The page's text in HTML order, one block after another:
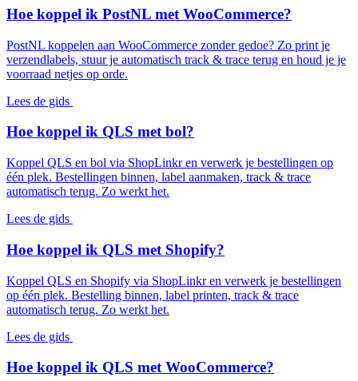
Hoe koppel ik PostNL met WooCommerce?
PostNL koppelen aan WooCommerce zonder gedoe? Zo print je
verzendlabels, stuur je automatisch track & trace terug en houd je je
voorraad netjes op orde.
Lees de gids
Hoe koppel ik QLS met bol?
Koppel QLS en bol via ShopLinkr en verwerk je bestellingen op
één plek. Bestellingen binnen, label aanmaken, track & trace
automatisch terug. Zo werkt het.
Lees de gids
Hoe koppel ik QLS met Shopify?
Koppel QLS en Shopify via ShopLinkr en verwerk je bestellingen
op één plek. Bestelling binnen, label printen, track & trace
automatisch terug. Zo werkt het.
Lees de gids
Hoe koppel ik QLS met WooCommerce?